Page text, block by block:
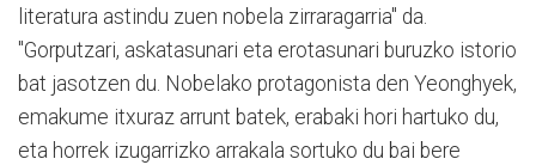
literatura astindu zuen nobela zirraragarria" da.
"Gorputzari, askatasunari eta erotasunari buruzko istorio
bat jasotzen du. Nobelako protagonista den Yeonghyek,
emakume itxuraz arrunt batek, erabaki hori hartuko du,
eta horrek izugarrizko arrakala sortuko du bai bere